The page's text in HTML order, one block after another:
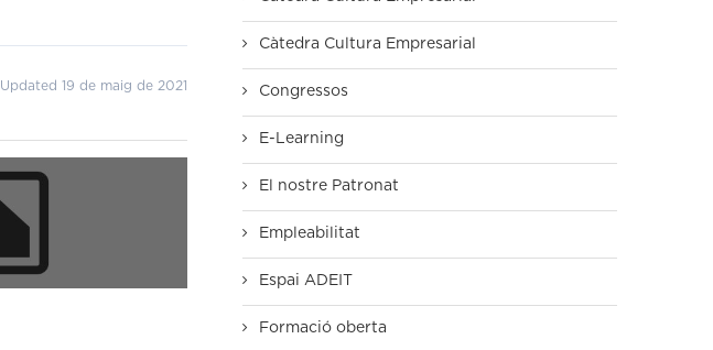
Updated 19 de maig de 2021
Càtedra Cultura Empresarial
Congressos
E-Learning
El nostre Patronat
Empleabilitat
Espai ADEIT
Formació oberta